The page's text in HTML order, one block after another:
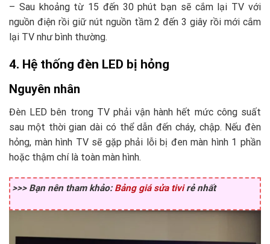
– Sau khoảng từ 15 đến 30 phút bạn sẽ cắm lại TV với
nguồn điện rồi giữ nút nguồn tầm 2 đến 3 giây rồi mới cắm
lại TV như bình thường.
4. Hệ thống đèn LED bị hỏng
Nguyên nhân
Đèn LED bên trong TV phải vận hành hết mức công suất
sau một thời gian dài có thể dẫn đến cháy, chập. Nếu đèn
hỏng, màn hình TV sẽ gặp phải lỗi bị đen màn hình 1 phần
hoặc thậm chí là toàn màn hình.
>>> Bạn nên tham khảo: Bảng giá sửa tivirẻ nhất